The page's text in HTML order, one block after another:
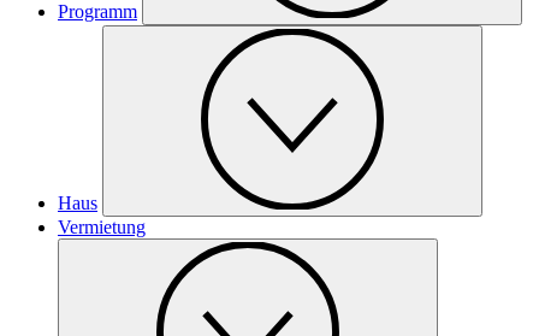
Programm
Haus
Vermietung